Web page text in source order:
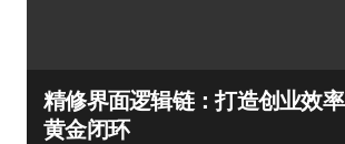
精修界面逻辑链：打造创业效率
黄金闭环